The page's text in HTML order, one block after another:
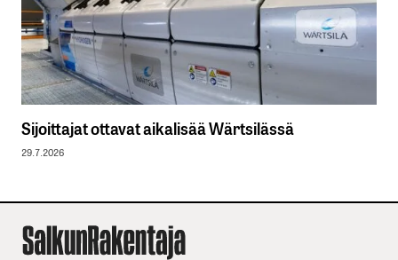
Sijoittajat ottavat aikalisää Wärtsilässä
29.7.2026